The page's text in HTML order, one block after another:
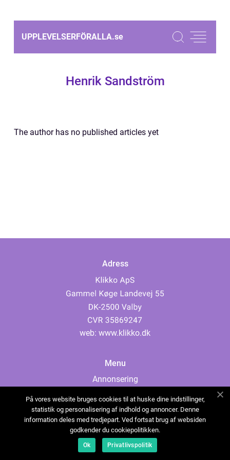
UPPLEVELSERFÖRALLA.se
Henrik Sandström
The author has no published articles yet
Adress
web: www.klikko.dk
Menu
Annonsering
Cookies
Kontakta oss
Sitemap
På vores website bruges cookies til at huske dine indstillinger,
statistik og personalisering af indhold og annoncer. Denne
information deles med tredjepart. Ved fortsat brug af websiden
godkender du cookiepolitikken.
Ok Privatlivspolitik